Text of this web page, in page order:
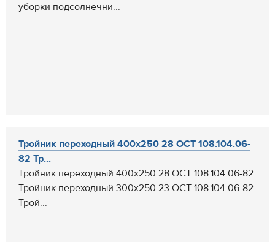
уборки подсолнечни...
Тройник переходный 400x250 28 ОСТ 108.104.06-
82 Тр...
Тройник переходный 400x250 28 ОСТ 108.104.06-82
Тройник переходный 300x250 23 ОСТ 108.104.06-82
Трой...